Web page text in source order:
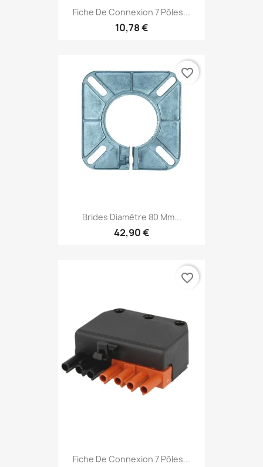
Fiche De Connexion 7 Pôles...
10,78 €
Brides Diamètre 80 Mm...
42,90 €
favorite_border
Fiche De Connexion 7 Pôles...
favorite_border